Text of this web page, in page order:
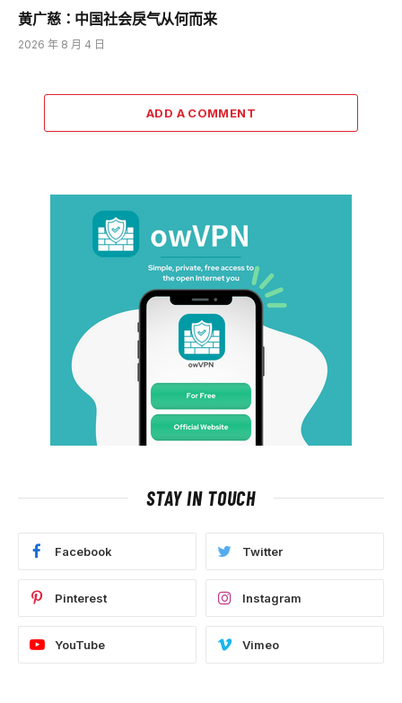
黄广慈：中国社会戾气从何而来
2026 年 8 月 4 日
ADD A COMMENT
STAY IN TOUCH
Facebook Twitter
Pinterest Instagram
YouTube Vimeo